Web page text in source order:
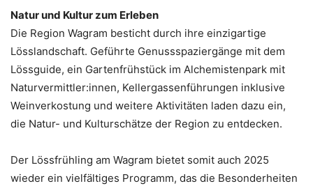
Natur und Kultur zum Erleben
Die Region Wagram besticht durch ihre einzigartige
Lösslandschaft. Geführte Genussspaziergänge mit dem
Lössguide, ein Gartenfrühstück im Alchemistenpark mit
Naturvermittler:innen, Kellergassenführungen inklusive
Weinverkostung und weitere Aktivitäten laden dazu ein,
die Natur- und Kulturschätze der Region zu entdecken.
Der Lössfrühling am Wagram bietet somit auch 2025
wieder ein vielfältiges Programm, das die Besonderheiten